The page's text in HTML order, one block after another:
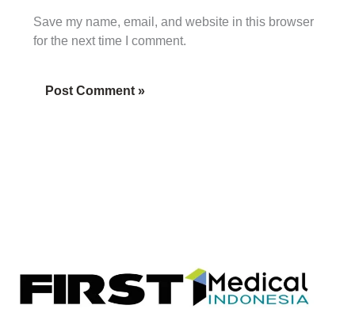
Save my name, email, and website in this browser
for the next time I comment.